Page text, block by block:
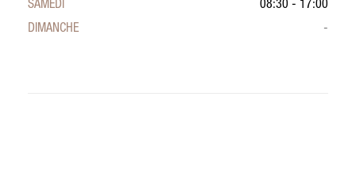
SAMEDI
08:30 - 17:00
DIMANCHE
-